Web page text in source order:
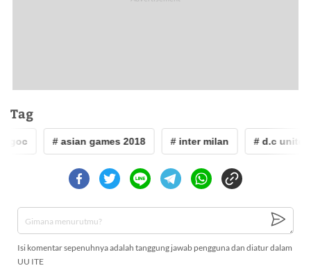
Tag
# asian games 2018 # inter milan # d.c united
Isi komentar sepenuhnya adalah tanggung jawab pengguna dan diatur dalam
UU ITE